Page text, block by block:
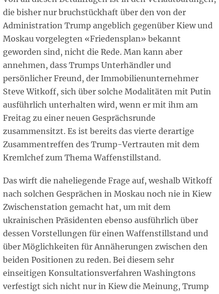
die bisher nur bruchstückhaft über den von der
Administration Trump angeblich gegenüber Kiew und
Moskau vorgelegten «Friedensplan» bekannt
geworden sind, nicht die Rede. Man kann aber
annehmen, dass Trumps Unterhändler und
persönlicher Freund, der Immobilienunternehmer
Steve Witkoff, sich über solche Modalitäten mit Putin
ausführlich unterhalten wird, wenn er mit ihm am
Freitag zu einer neuen Gesprächsrunde
zusammensitzt. Es ist bereits das vierte derartige
Zusammentreffen des Trump-Vertrauten mit dem
Kremlchef zum Thema Waffenstillstand.
Das wirft die naheliegende Frage auf, weshalb Witkoff
nach solchen Gesprächen in Moskau noch nie in Kiew
Zwischenstation gemacht hat, um mit dem
ukrainischen Präsidenten ebenso ausführlich über
dessen Vorstellungen für einen Waffenstillstand und
über Möglichkeiten für Annäherungen zwischen den
beiden Positionen zu reden. Bei diesem sehr
einseitigen Konsultationsverfahren Washingtons
verfestigt sich nicht nur in Kiew die Meinung, Trump